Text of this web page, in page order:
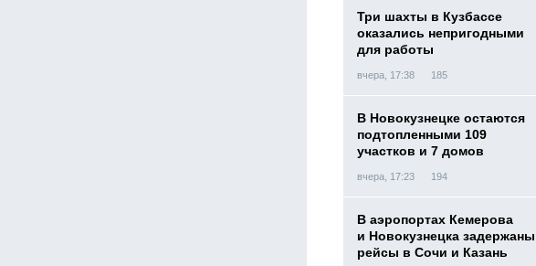
Три шахты в Кузбассе
оказались непригодными
для работы
вчера, 17:38 185
В Новокузнецке остаются
подтопленными 109
участков и 7 домов
вчера, 17:23 194
В аэропортах Кемерова
и Новокузнецка задержаны
рейсы в Сочи и Казань